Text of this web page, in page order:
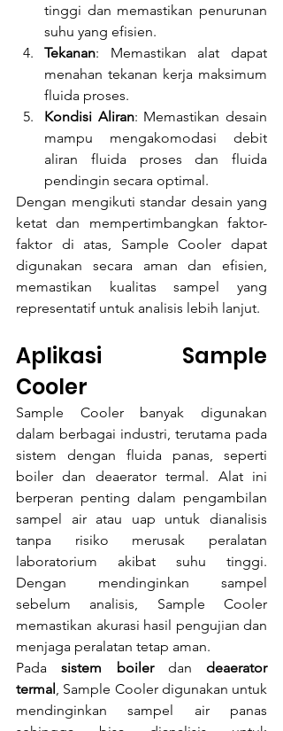
tinggi dan memastikan penurunan
suhu yang efisien.
Tekanan: Memastikan alat dapat
menahan tekanan kerja maksimum
fluida proses.
Kondisi Aliran: Memastikan desain
mampu mengakomodasi debit
aliran fluida proses dan fluida
pendingin secara optimal.
Dengan mengikuti standar desain yang
ketat dan mempertimbangkan faktor-
faktor di atas, Sample Cooler dapat
digunakan secara aman dan efisien,
memastikan kualitas sampel yang
representatif untuk analisis lebih lanjut.
Aplikasi Sample
Cooler
Sample Cooler banyak digunakan
dalam berbagai industri, terutama pada
sistem dengan fluida panas, seperti
boiler dan deaerator termal. Alat ini
berperan penting dalam pengambilan
sampel air atau uap untuk dianalisis
tanpa risiko merusak peralatan
laboratorium akibat suhu tinggi.
Dengan mendinginkan sampel
sebelum analisis, Sample Cooler
memastikan akurasi hasil pengujian dan
menjaga peralatan tetap aman.
Pada sistem boiler dan deaerator
termal , Sample Cooler digunakan untuk
mendinginkan sampel air panas